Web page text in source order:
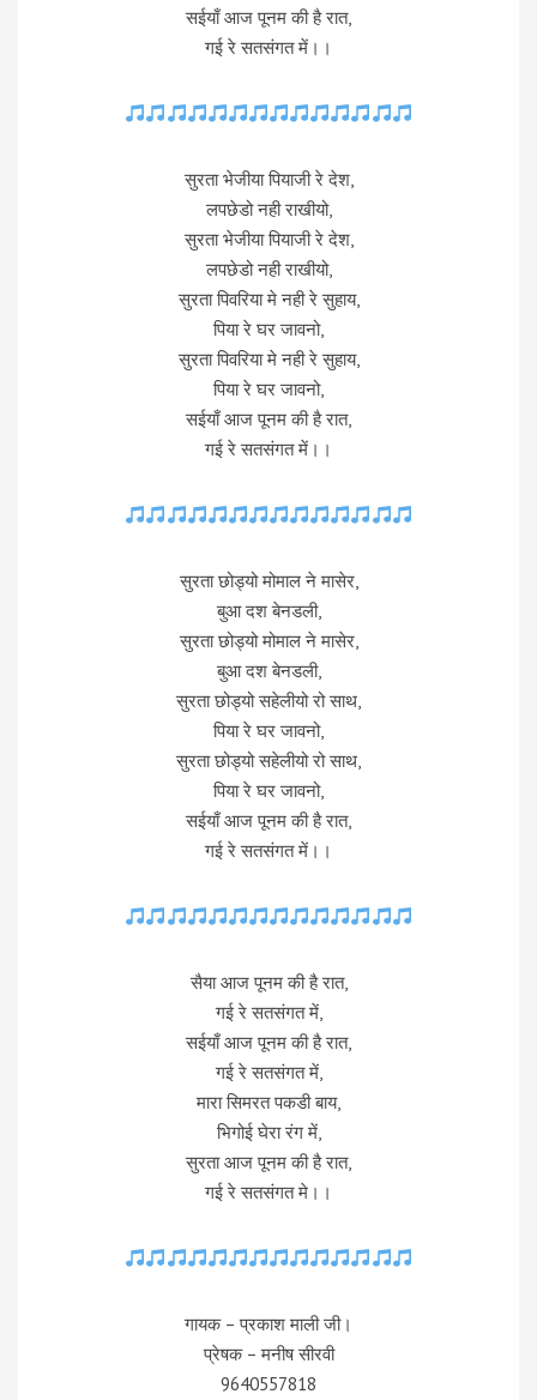
सईयाँ आज पूनम की है रात,
गई रे सतसंगत में।।
सुरता भेजीया पियाजी रे देश,
लपछेडो नही राखीयो,
सुरता भेजीया पियाजी रे देश,
लपछेडो नही राखीयो,
सुरता पिवरिया मे नही रे सुहाय,
पिया रे घर जावनो,
सुरता पिवरिया मे नही रे सुहाय,
पिया रे घर जावनो,
सईयाँ आज पूनम की है रात,
गई रे सतसंगत में।।
सुरता छोड्यो मोमाल ने मासेर,
बुआ दश बेनडली,
सुरता छोड्यो मोमाल ने मासेर,
बुआ दश बेनडली,
सुरता छोड्यो सहेलीयो रो साथ,
पिया रे घर जावनो,
सुरता छोड्यो सहेलीयो रो साथ,
पिया रे घर जावनो,
सईयाँ आज पूनम की है रात,
गई रे सतसंगत में।।
सैया आज पूनम की है रात,
गई रे सतसंगत में,
सईयाँ आज पूनम की है रात,
गई रे सतसंगत में,
मारा सिमरत पकडी बाय,
भिगोई घेरा रंग में,
सुरता आज पूनम की है रात,
गई रे सतसंगत मे।।
गायक – प्रकाश माली जी।
प्रेषक – मनीष सीरवी
9640557818